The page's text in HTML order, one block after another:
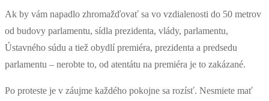
Ak by vám napadlo zhromažďovať sa vo vzdialenosti do 50 metrov
od budovy parlamentu, sídla prezidenta, vlády, parlamentu,
Ústavného súdu a tiež obydlí premiéra, prezidenta a predsedu
parlamentu – nerobte to, od atentátu na premiéra je to zakázané.
Po proteste je v záujme každého pokojne sa rozísť. Nesmiete mať